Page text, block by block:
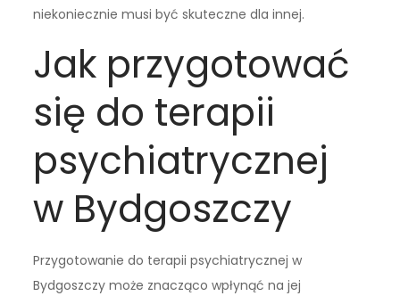
niekoniecznie musi być skuteczne dla innej.
Jak przygotować
się do terapii
psychiatrycznej
w Bydgoszczy
Przygotowanie do terapii psychiatrycznej w
Bydgoszczy może znacząco wpłynąć na jej